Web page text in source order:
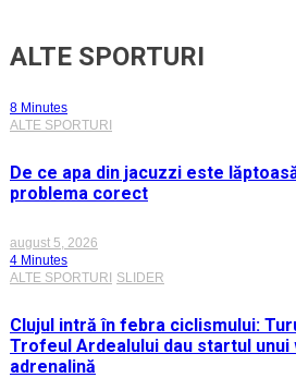
ALTE SPORTURI
8 Minutes
ALTE SPORTURI
De ce apa din jacuzzi este
problema corect
august 5, 2026
4 Minutes
ALTE SPORTURI SLIDER
Clujul intră în febra ciclismului:
Trofeul Ardealului dau startul unui
adrenalină